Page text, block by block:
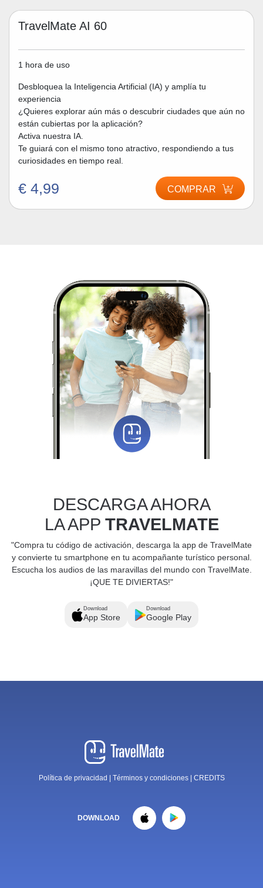
TravelMate AI 60
1 hora de uso
Desbloquea la Inteligencia Artificial (IA) y amplía tu
experiencia
¿Quieres explorar aún más o descubrir ciudades que aún no
están cubiertas por la aplicación?
Activa nuestra IA.
Te guiará con el mismo tono atractivo, respondiendo a tus
curiosidades en tiempo real.
€ 4,99 COMPRAR
DESCARGA AHORA
LA APP TRAVELMATE
"Compra tu código de activación, descarga la app de TravelMate
y convierte tu smartphone en tu acompañante turístico personal.
Escucha los audios de las maravillas del mundo con TravelMate.
¡QUE TE DIVIERTAS!"
Download
App Store
Download
Google Play
Política de privacidad Términos y condiciones CREDITS
DOWNLOAD